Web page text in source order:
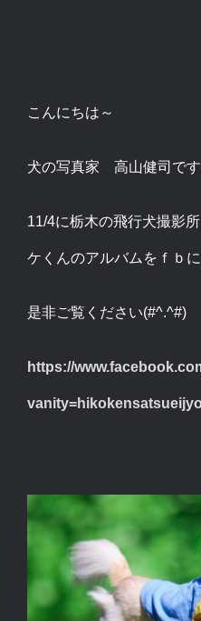
こんにちは～
犬の写真家 高山健司です
11/4に栃木の飛行犬撮影
ケくんのアルバムをｆｂ
是非ご覧ください(#^.^#)
https://